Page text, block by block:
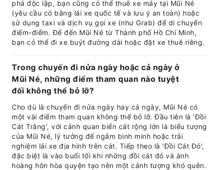
phá độc lập, bạn cũng có thể thuê xe máy tại Mũi Né
(yêu cầu có bằng lái xe quốc tế và lưu ý an toàn) hoặc
sử dụng taxi và dịch vụ gọi xe (như Grab) để di chuyển
điểm-điểm. Để đến Mũi Né từ Thành phố Hồ Chí Minh,
bạn có thể đi xe buýt đường dài hoặc đặt xe thuê riêng.
Trong chuyến đi nửa ngày hoặc cả ngày ở
Mũi Né, những điểm tham quan nào tuyệt
đối không thể bỏ lỡ?
Cho dù là chuyến đi nửa ngày hay cả ngày, Mũi Né có
một vài điểm tham quan không thể bỏ lỡ. Đầu tiên là 'Đồi
Cát Trắng', với cảnh quan biển cát rộng lớn là biểu tượng
của Mũi Né, lý tưởng để ngắm bình minh hoặc trải
nghiệm lái xe địa hình trên cát. Tiếp theo là 'Đồi Cát Đỏ',
đặc biệt là vào buổi tối khi những đồi cát đỏ và ánh
hoàng hôn hòa quyện tạo nên một cảnh tượng khó quên.